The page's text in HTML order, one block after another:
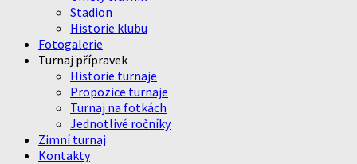
Stadion
Historie klubu
Fotogalerie
Turnaj přípravek
Historie turnaje
Propozice turnaje
Turnaj na fotkách
Jednotlivé ročníky
Zimní turnaj
Kontakty